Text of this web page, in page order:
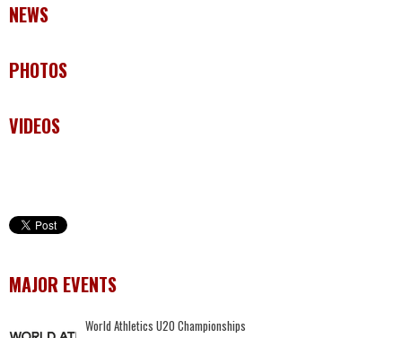
NEWS
PHOTOS
VIDEOS
MAJOR EVENTS
World Athletics U20 Championships